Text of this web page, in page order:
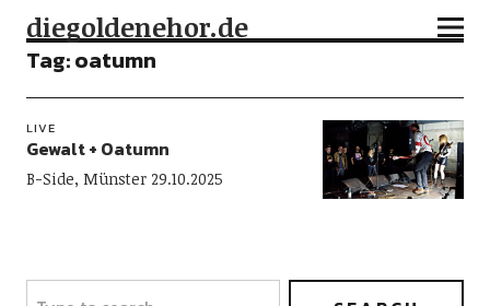
diegoldenehor.de
Tag:oatumn
LIVE
Gewalt + Oatumn
B-Side, Münster 29.10.2025